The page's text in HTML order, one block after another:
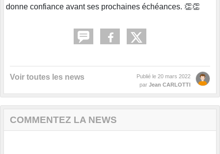
donne confiance avant ses prochaines échéances. 👏👏
Voir toutes les news Publié le 20 mars 2022
par Jean CARLOTTI
COMMENTEZ LA NEWS